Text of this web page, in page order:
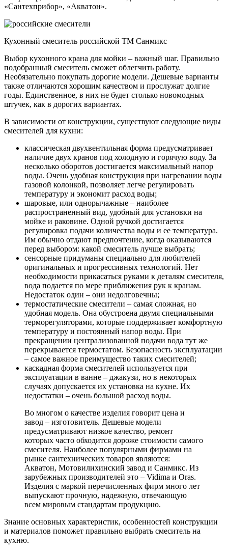
«Сантехприбор», «Акватон».
Кухонный смеситель российской ТМ Санмикс
Выбор кухонного крана для мойки – важный шаг. Правильно
подобранный смеситель сможет облегчить работу.
Необязательно покупать дорогие модели. Дешевые варианты
также отличаются хорошим качеством и прослужат долгие
годы. Единственное, в них не будет столько новомодных
штучек, как в дорогих вариантах.
В зависимости от конструкции, существуют следующие виды
смесителей для кухни:
классическая двухвентильная форма предусматривает
наличие двух кранов под холодную и горячую воду. За
несколько оборотов достигается максимальный напор
воды. Очень удобная конструкция при нагревании воды
газовой колонкой, позволяет легче регулировать
температуру и экономит расход воды;
шаровые, или однорычажные – наиболее
распространенный вид, удобный для установки на
мойке и раковине. Одной ручкой достигается
регулировка подачи количества воды и ее температура.
Им обычно отдают предпочтение, когда оказываются
перед выбором: какой смеситель лучше выбрать;
сенсорные придуманы специально для любителей
оригинальных и прогрессивных технологий. Нет
необходимости прикасаться руками к деталям смесителя,
вода подается по мере приближения рук к кранам.
Недостаток один – они недолговечны;
термостатические смесители – самая сложная, но
удобная модель. Она обустроена двумя специальными
терморегуляторами, которые поддерживает комфортную
температуру и постоянный напор воды. При
прекращении централизованной подачи вода тут же
перекрывается термостатом. Безопасность эксплуатации
– самое важное преимущество таких смесителей;
каскадная форма смесителей используется при
эксплуатации в ванне – джакузи, но в некоторых
случаях допускается их установка на кухне. Их
недостатки – очень большой расход воды.
Во многом о качестве изделия говорит цена и
завод – изготовитель. Дешевые модели
предусматривают низкое качество, ремонт
которых часто обходится дороже стоимости самого
смесителя. Наиболее популярными фирмами на
рынке сантехнических товаров являются:
Акватон, Мотовилихинский завод и Санмикс. Из
зарубежных производителей это – Vidima и Oras.
Изделия с маркой перечисленных фирм много лет
выпускают прочную, надежную, отвечающую
всем мировым стандартам продукцию.
Знание основных характеристик, особенностей конструкции
и материалов поможет правильно выбрать смеситель на
кухню.